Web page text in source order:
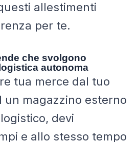
allestimenti
per te.
che svolgono
autonoma
tua merce dal tuo
un magazzino esterno
devi
e allo stesso tempo